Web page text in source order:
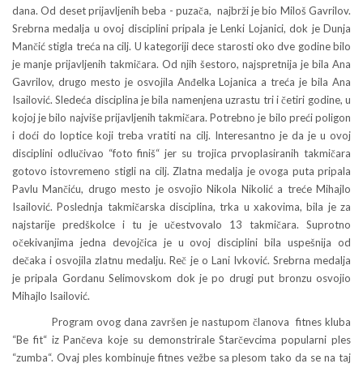
dana. Od deset prijavljenih beba - puzača, najbrži je bio Miloš Gavrilov.
Srebrna medalja u ovoj disciplini pripala je Lenki Lojanici, dok je Dunja
Mančić stigla treća na cilj. U kategoriji dece starosti oko dve godine bilo
je manje prijavljenih takmičara. Od njih šestoro, najspretnija je bila Ana
Gavrilov, drugo mesto je osvojila Anđelka Lojanica a treća je bila Ana
Isailović. Sledeća disciplina je bila namenjena uzrastu tri i četiri godine, u
kojoj je bilo najviše prijavljenih takmičara. Potrebno je bilo preći poligon
i doći do loptice koji treba vratiti na cilj. Interesantno je da je u ovoj
disciplini odlučivao “foto finiš“ jer su trojica prvoplasiranih takmičara
gotovo istovremeno stigli na cilj. Zlatna medalja je ovoga puta pripala
Pavlu Mančiću, drugo mesto je osvojio Nikola Nikolić a treće Mihajlo
Isailović. Poslednja takmičarska disciplina, trka u xakovima, bila je za
najstarije predškolce i tu je učestvovalo 13 takmičara. Suprotno
očekivanjima jedna devojčica je u ovoj disciplini bila uspešnija od
dečaka i osvojila zlatnu medalju. Reč je o Lani Ivković. Srebrna medalja
je pripala Gordanu Selimovskom dok je po drugi put bronzu osvojio
Mihajlo Isailović.
Program ovog dana završen je nastupom članova fitnes kluba
“Be fit“ iz Pančeva koje su demonstrirale Starčevcima popularni ples
“zumba“. Ovaj ples kombinuje fitnes vežbe sa plesom tako da se na taj